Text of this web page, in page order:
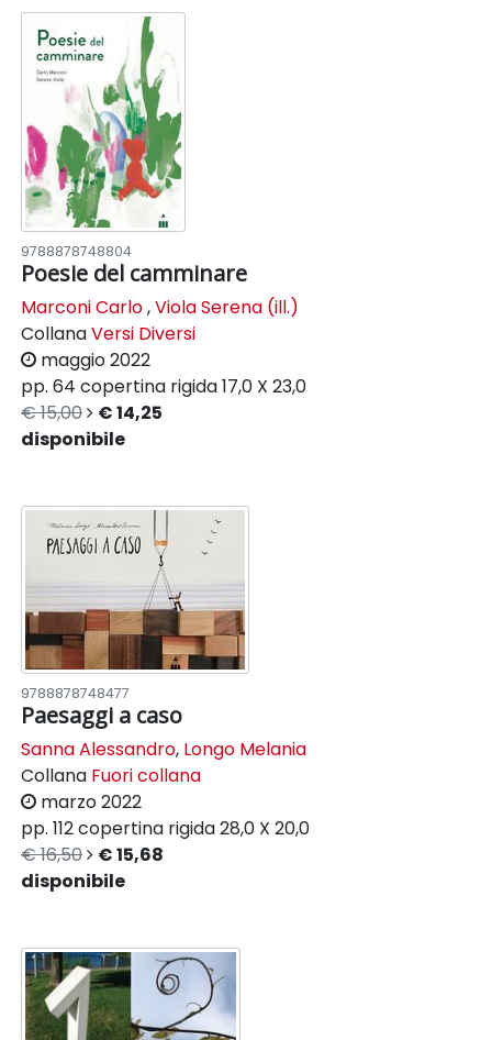
9788878748804
Poesie del camminare
Marconi Carlo,Viola Serena (ill.)
CollanaVersi Diversi
maggio 2022
pp. 64 copertina rigida17,0 X 23,0
€ 15,00
€ 14,25
disponibile
9788878748477
Paesaggi a caso
Sanna Alessandro, Longo Melania
Collana Fuori collana
marzo 2022
pp. 112copertina rigida28,0 X 20,0
€ 16,50
€ 15,68
disponibile